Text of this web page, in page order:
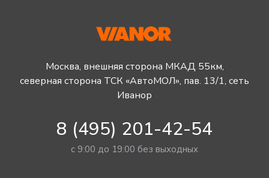
Москва, внешняя сторона МКАД 55км,
северная сторона ТСК «АвтоМОЛ», пав. 13/1, сеть
Иванор
8 (495) 201-42-54
с 9:00 до 19:00 без выходных